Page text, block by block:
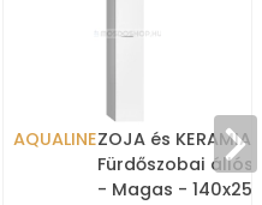
AQUALINEZOJA és KERAMIA
Fürdőszobai
- Magas - 140x25